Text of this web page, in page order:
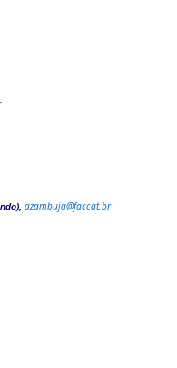
azambuja@faccat.br